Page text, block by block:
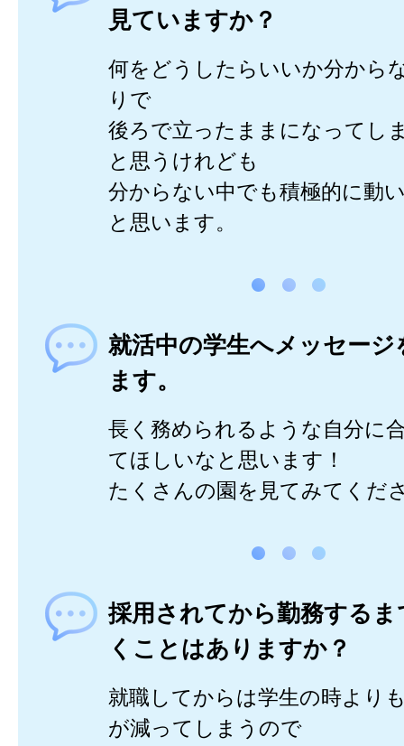
見ていますか？
何をどうしたらいいか分から
りで
後ろで立ったままになってし
と思うけれども
分からない中でも積極的に動
と思います。
就活中の学生へメッセージ
ます。
長く務められるような自分に
てほしいなと思います！
たくさんの園を見てみてくだ
採用されてから勤務する
くことはありますか？
就職してからは学生の時より
が減ってしまうので